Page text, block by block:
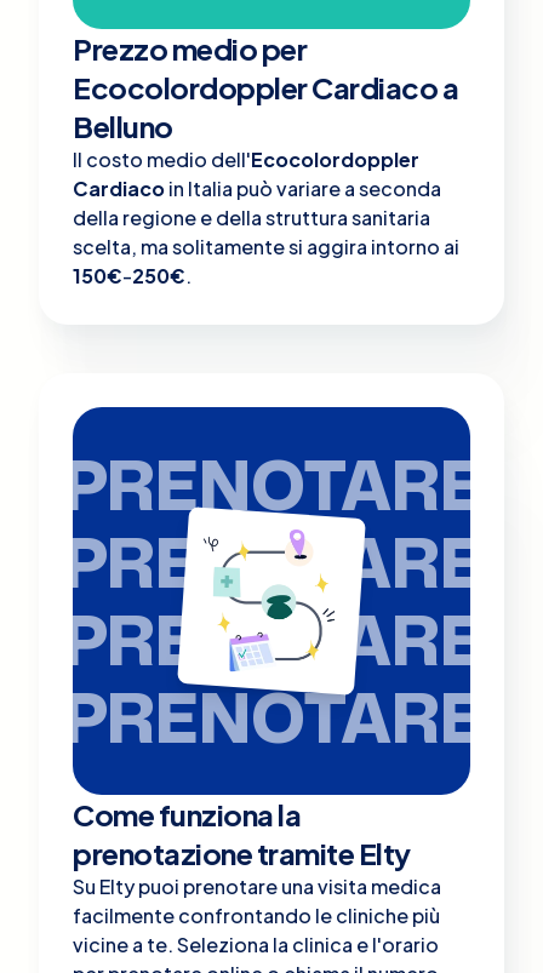
Prezzo medio per
Ecocolordoppler Cardiaco a
Belluno
Il costo medio dell'Ecocolordoppler
Cardiacoin Italia può variare a seconda
della regione e della struttura sanitaria
scelta, ma solitamente si aggira intorno ai
150€-250€.
PRENOTARE
PRENOTARE
PRENOTARE
PRENOTARE
Come funziona la
prenotazione tramite Elty
Su Elty puoi prenotare una visita medica
facilmente confrontando le cliniche più
vicine a te. Seleziona la clinica e l'orario